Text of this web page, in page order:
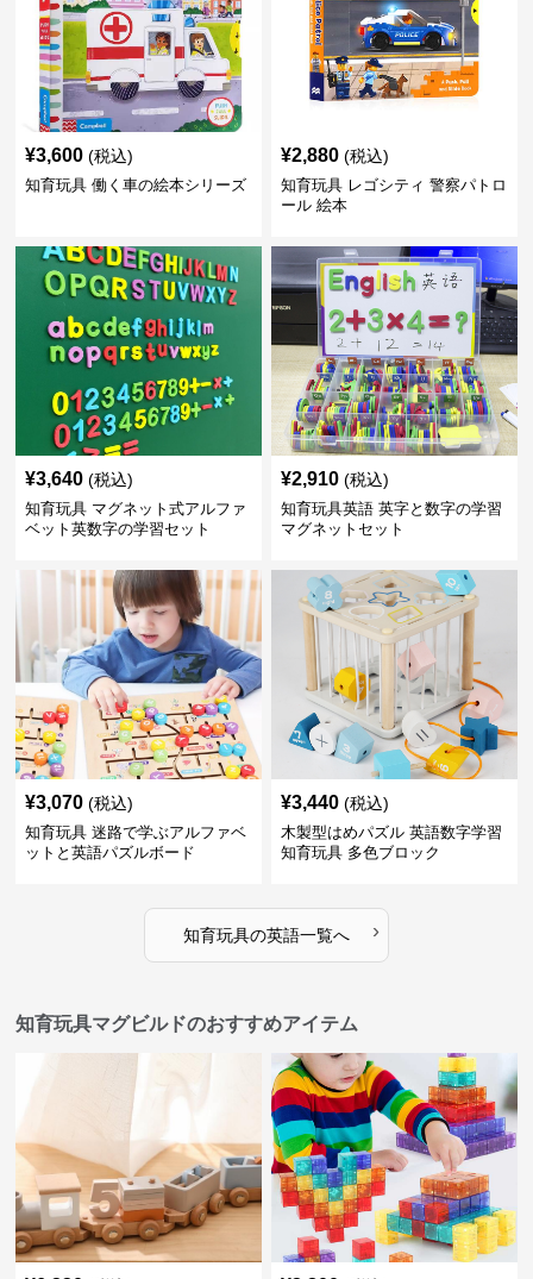
¥3,600 (税込)
知育玩具 働く車の絵本シリーズ
¥2,880 (税込)
知育玩具 レゴシティ 警察パトロ
ール 絵本
¥3,640 (税込)
知育玩具 マグネット式アルファ
ベット英数字の学習セット
¥2,910 (税込)
知育玩具英語 英字と数字の学習
マグネットセット
¥3,070 (税込)
知育玩具 迷路で学ぶアルファベ
ットと英語パズルボード
¥3,440 (税込)
木製型はめパズル 英語数字学習
知育玩具 多色ブロック
知育玩具の英語一覧へ ›
知育玩具マグビルドのおすすめアイテム